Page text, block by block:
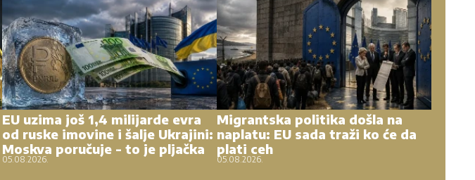
EU uzima još 1,4 milijarde evra
od ruske imovine i šalje Ukrajini:
Moskva poručuje - to je pljačka
05.08.2026.
Migrantska politika došla na
naplatu: EU sada traži ko će da
plati ceh
05.08.2026.